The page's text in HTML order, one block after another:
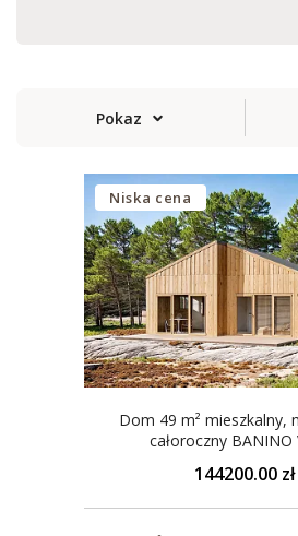
Pokaz
Niska cena
Dom 49 m² mieszkalny,
całoroczny BANINO
144200.00 zł